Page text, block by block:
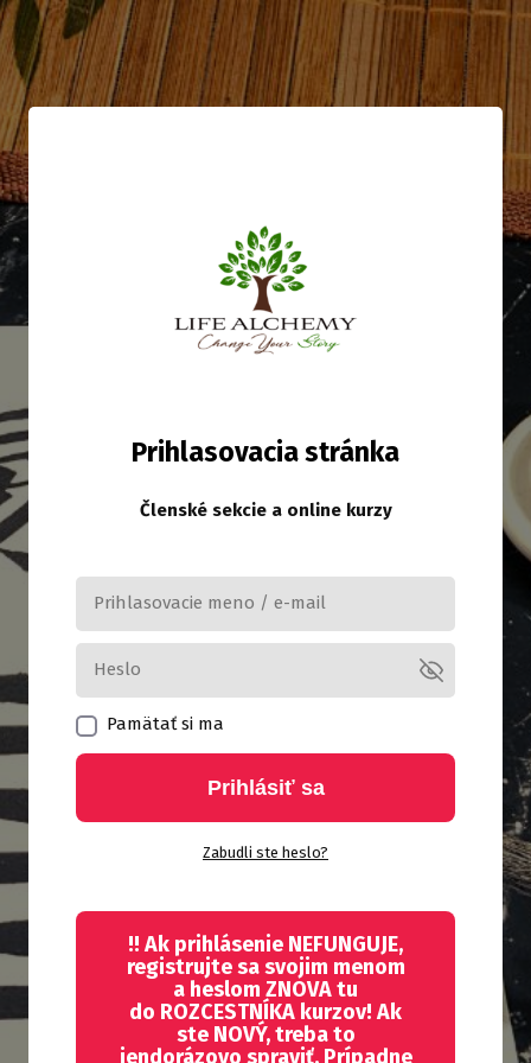
Prihlasovacia stránka
Členské sekcie a online kurzy
Pamätať si ma
Prihlásiť sa
Zabudli ste heslo?
!! Ak prihlásenie NEFUNGUJE,
registrujte sa svojim menom
a heslom ZNOVA tu
do ROZCESTNÍKA kurzov! Ak
ste NOVÝ, treba to
jendorázovo spraviť. Prípadne